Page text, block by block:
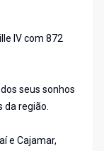
IV com 872
seus sonhos
da região.
e Cajamar,